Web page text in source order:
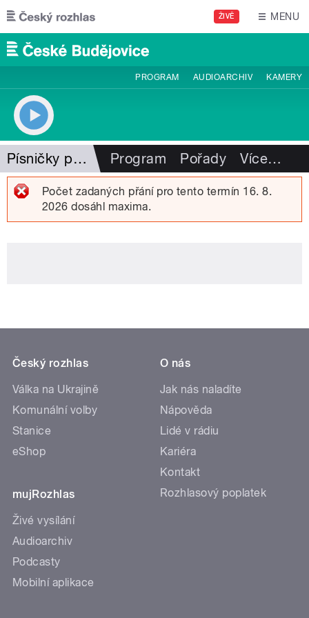
Přejít k hlavnímu obsahu
ŽIVĚ MENU
PROGRAM AUDIOARCHIV KAMERY
Písničky pro radost Program Pořady Více…
Počet zadaných přání pro tento termín 16. 8.
2026 dosáhl maxima.
Český rozhlas
Válka na Ukrajině
Komunální volby
Stanice
eShop
mujRozhlas
Živé vysílání
Audioarchiv
Podcasty
Mobilní aplikace
O nás
Jak nás naladíte
Nápověda
Lidé v rádiu
Kariéra
Kontakt
Rozhlasový poplatek